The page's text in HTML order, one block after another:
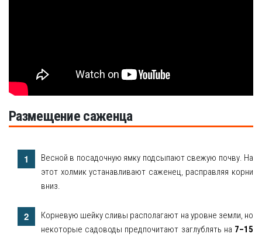
Размещение саженца
Весной в посадочную ямку подсыпают свежую почву. На
этот холмик устанавливают саженец, расправляя корни
вниз.
Корневую шейку сливы располагают на уровне земли, но
некоторые садоводы предпочитают заглублять на 7–15